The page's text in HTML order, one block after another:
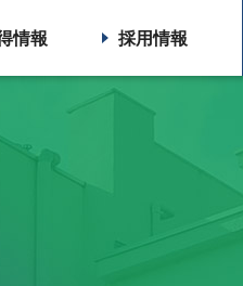
情報 採用情報